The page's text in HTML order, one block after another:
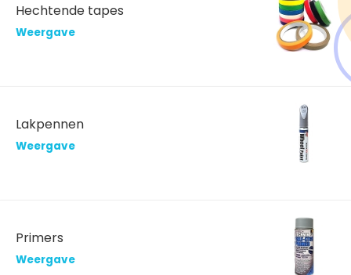
Hechtende tapes
Weergave
Lakpennen
Weergave
Primers
Weergave